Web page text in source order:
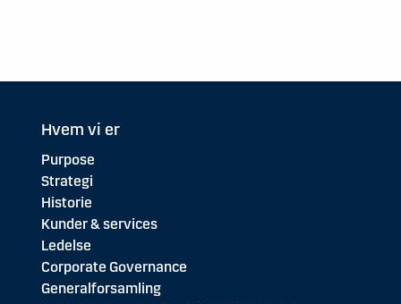
Hvem vi er
Purpose
Strategi
Historie
Kunder & services
Ledelse
Corporate Governance
Generalforsamling